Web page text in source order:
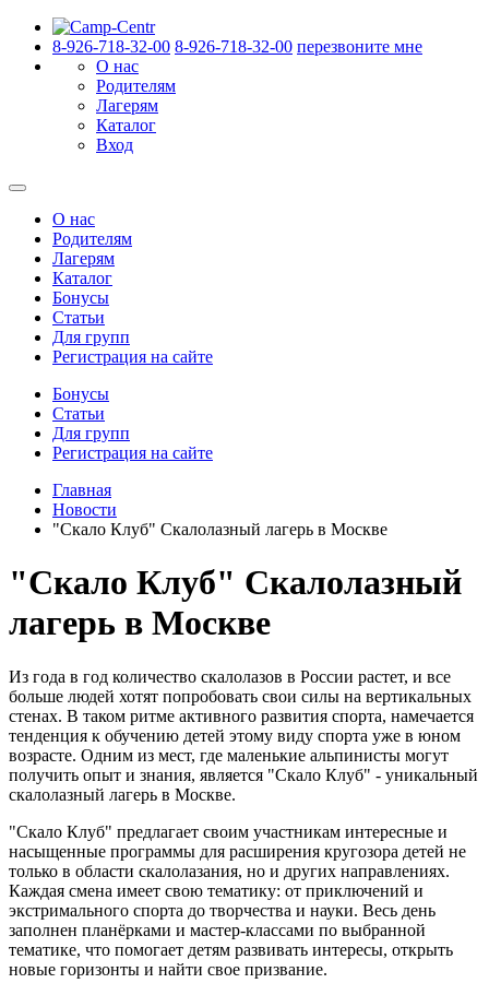
8-926-718-32-00 8-926-718-32-00 перезвоните мне
О нас
Родителям
Лагерям
Каталог
Вход
О нас
Родителям
Лагерям
Каталог
Бонусы
Статьи
Для групп
Регистрация на сайте
Бонусы
Статьи
Для групп
Регистрация на сайте
Главная
Новости
"Скало Клуб" Скалолазный лагерь в Москве
"Скало Клуб" Скалолазный
лагерь в Москве
Из года в год количество скалолазов в России растет, и все
больше людей хотят попробовать свои силы на вертикальных
стенах. В таком ритме активного развития спорта, намечается
тенденция к обучению детей этому виду спорта уже в юном
возрасте. Одним из мест, где маленькие альпинисты могут
получить опыт и знания, является "Скало Клуб" - уникальный
скалолазный лагерь в Москве.
"Скало Клуб" предлагает своим участникам интересные и
насыщенные программы для расширения кругозора детей не
только в области скалолазания, но и других направлениях.
Каждая смена имеет свою тематику: от приключений и
экстримального спорта до творчества и науки. Весь день
заполнен планёрками и мастер-классами по выбранной
тематике, что помогает детям развивать интересы, открыть
новые горизонты и найти свое призвание.